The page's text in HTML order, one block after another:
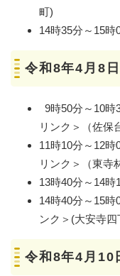
町)
14時35分～15
令和8年4月8日
9時50分～10
リンク＞
（佐保
11時10分～12
リンク＞
（東寺
13時40分～14
14時40分～15
ンク＞ (大安寺四
令和8年4月10